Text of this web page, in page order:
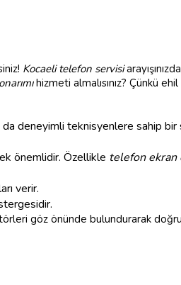
Kocaeli telefon servisi
hizmeti almalısınız? Çünkü
deneyimli teknisyenlere sahip bir
önemlidir. Özellikle telefon ekran
verir.
göz önünde bulundurarak doğru